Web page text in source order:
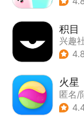
积目
兴趣
4.8
火星
匿名/